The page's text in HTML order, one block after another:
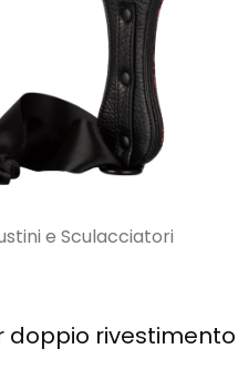
e Sculacciatori
rivestimento